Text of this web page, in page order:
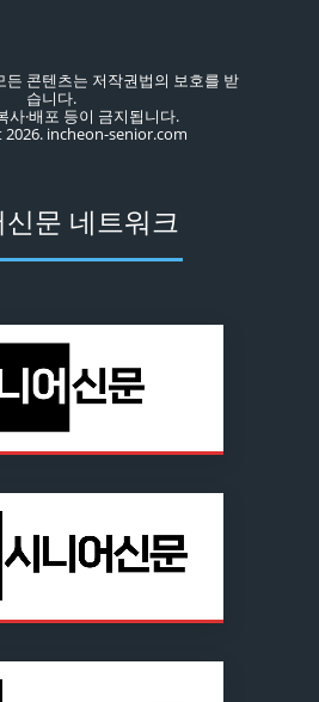
든 콘텐츠는 저작권법의 보호를 받
습니다.
사·배포 등이 금지됩니다.
incheon-senior.com
신문 네트워크